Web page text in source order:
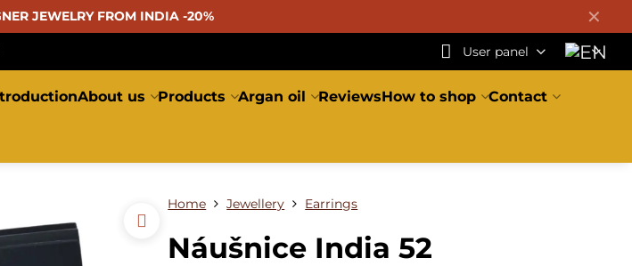
✕
JEWELRY FROM INDIA -20%
User panel
About us Products Argan oil ReviewsHow to shop Contact
Home Jewellery Earrings
Náušnice India 52